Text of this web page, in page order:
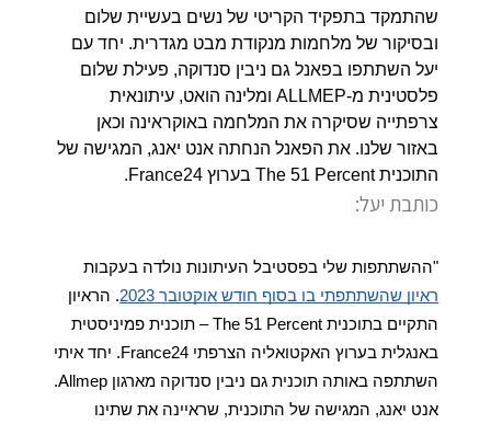
שהתמקד בתפקיד הקריטי של נשים בעשיית שלום
ובסיקור של מלחמות מנקודת מבט מגדרית. יחד עם
יעל השתתפו בפאנל גם ניבין סנדוקה, פעילת שלום
פלסטינית מ-ALLMEP ומלינה הואט, עיתונאית
צרפתייה שסיקרה את המלחמה באוקראינה וכאן
באזור שלנו. את הפאנל הנחתה אנט יאנג, המגישה של
התוכנית The 51 Percent בערוץ France24.
כותבת יעל:
"ההשתתפות שלי בפסטיבל העיתונות נולדה בעקבות
ראיון שהשתתפתי בו בסוף חודש אוקטובר 2023
התקיים בתוכנית The 51 Percent – תוכנית פמיניסטית